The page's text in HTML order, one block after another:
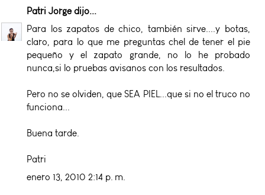
Patri Jorgedijo...
Para los zapatos de chico, también sirve....y botas,
claro, para lo que me preguntas chel de tener el pie
pequeño y el zapato grande, no lo he probado
nunca,si lo pruebas avisanos con los resultados.
Pero no se olviden, que SEA PIEL...que si no el truco no
funciona...
Buena tarde.
Patri
enero 13, 2010 2:14 p. m.